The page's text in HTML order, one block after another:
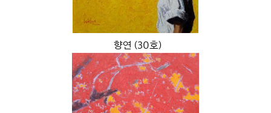
향연 (30호)